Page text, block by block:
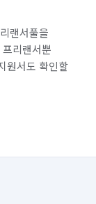
랜서풀을
리랜서뿐
원서도 확인할